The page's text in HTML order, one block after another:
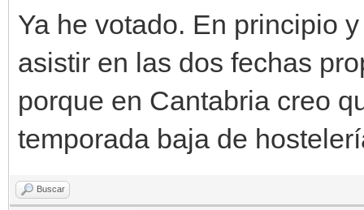
Ya he votado. En principio
asistir en las dos fechas
porque en Cantabria creo
temporada baja de
Buscar